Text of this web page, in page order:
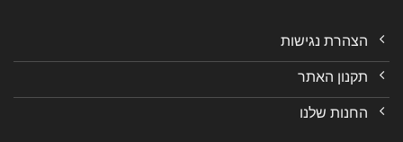
הצהרת נגישות
תקנון האתר
החנות שלנו